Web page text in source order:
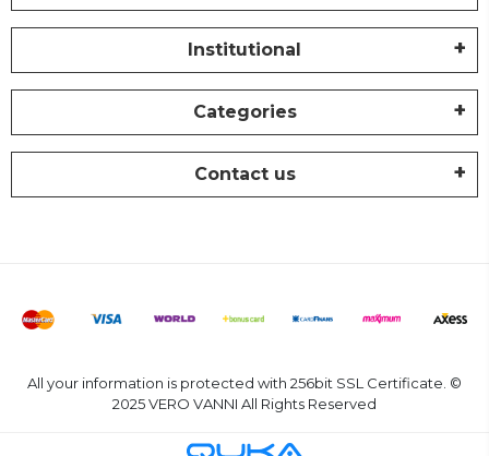
Institutional
Categories
Contact us
All your information is protected with 256bit SSL Certificate. ©
2025 VERO VANNI All Rights Reserved